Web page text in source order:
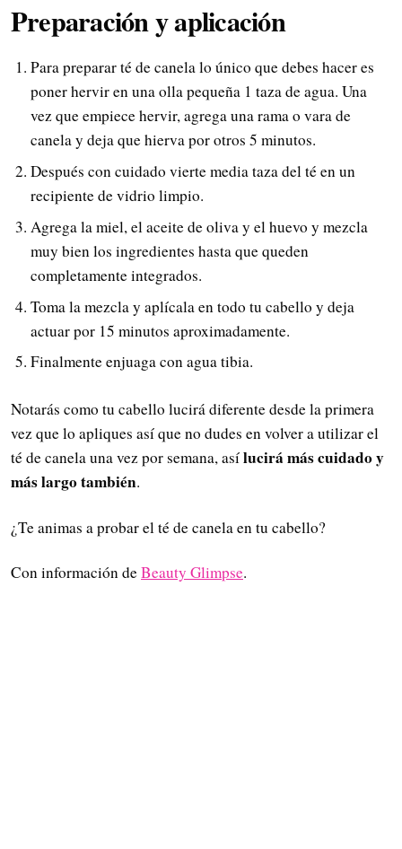
Preparación y aplicación
Para preparar té de canela lo único que debes hacer es
poner hervir en una olla pequeña 1 taza de agua. Una
vez que empiece hervir, agrega una rama o vara de
canela y deja que hierva por otros 5 minutos.
Después con cuidado vierte media taza del té en un
recipiente de vidrio limpio.
Agrega la miel, el aceite de oliva y el huevo y mezcla
muy bien los ingredientes hasta que queden
completamente integrados.
Toma la mezcla y aplícala en todo tu cabello y deja
actuar por 15 minutos aproximadamente.
Finalmente enjuaga con agua tibia.
Notarás como tu cabello lucirá diferente desde la primera
vez que lo apliques así que no dudes en volver a utilizar el
té de canela una vez por semana, asílucirá más cuidado y
más largo también.
¿Te animas a probar el té de canela en tu cabello?
Con información deBeauty Glimpse.